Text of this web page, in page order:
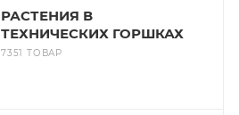
РАСТЕНИЯ В
ТЕХНИЧЕСКИХ ГОРШКАХ
7351 ТОВАР